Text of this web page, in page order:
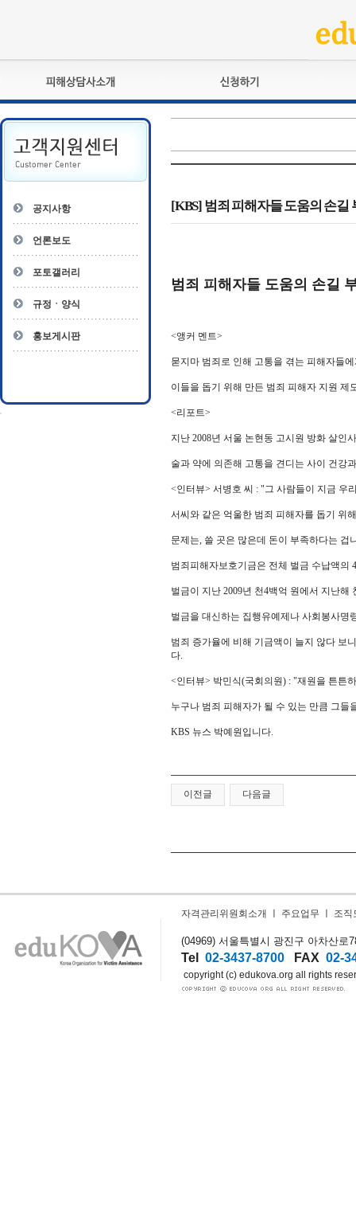
피해상담사란?
자격관리규정
상담사 자격증 확인
- 피해상담사 1급
- 전문수련감독자
- 전문수련기관
교육훈련
자격복원
공지사항
언론보도
포토갤러리
규정ㆍ양식
홍보게시판
[KBS] 범죄 피해자들 도움의 손길
범죄 피해자들 도움의 손길
<앵커 멘트>
묻지마 범죄로 인해 고통을 겪는 피해자들
이들을 돕기 위해 만든 범죄 피해자 지원
<리포트>
지난 2008년 서울 논현동 고시원 방화 살인
술과 약에 의존해 고통을 견디는 사이 건강
<인터뷰> 서병호 씨 : "그 사람들이 지금 우
서씨와 같은 억울한 범죄 피해자를 돕기 위
문제는, 쓸 곳은 많은데 돈이 부족하다는 겁
범죄피해자보호기금은 전체 벌금 수납액의
벌금이 지난 2009년 천4백억 원에서 지난해
벌금을 대신하는 집행유예제나 사회봉사명
범죄 증가율에 비해 기금액이 늘지 않다 보
다.
<인터뷰> 박민식(국회의원) : "재원을 튼튼
누구나 범죄 피해자가 될 수 있는 만큼 그들
KBS 뉴스 박예원입니다.
이전글 다음글
자격관리위원회소개 주요업무 조직
(04969) 서울특별시 광진구 아차산로
Tel 02-3437-8700 FAX 02-
copyright (c) edukova.org all rights